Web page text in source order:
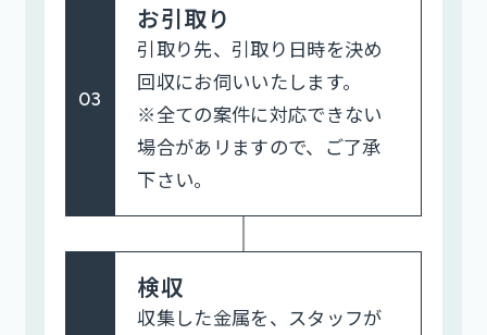
03
お引取り
引取り先、引取り日時を決め
回収にお伺いいたします。
※全ての案件に対応できない
場合があリますので、ご了承
下さい。
検収
収集した金属を、スタッフが